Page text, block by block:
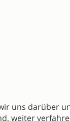
uns darüber
weiter